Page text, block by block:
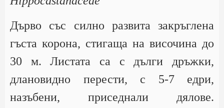
Дърво със силно развита закръглена
гъста корона, стигаща на височина до
30 м. Листата са с дълги дръжки,
длановидно перести, с 5-7 едри,
назъбени, приседнали дялове.